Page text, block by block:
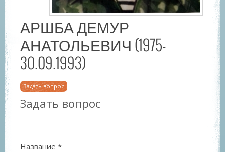
АРШБА ДЕМУР
АНАТОЛЬЕВИЧ (1975-
30.09.1993)
Задать вопрос
Задать вопрос
Название *